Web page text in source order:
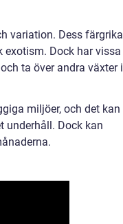
variation. Dess färgrika
Dock har vissa
ta över andra växter i
miljöer, och det kan
underhåll. Dock kan